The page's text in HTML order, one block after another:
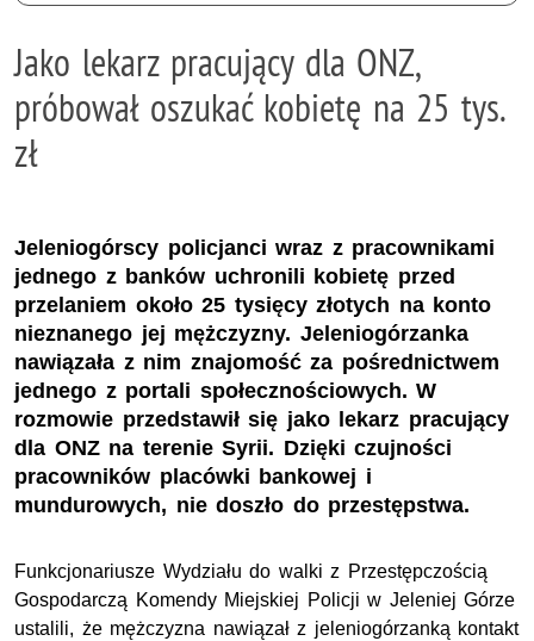
Jako lekarz pracujący dla ONZ,
próbował oszukać kobietę na 25 tys.
zł
Jeleniogórscy policjanci wraz z pracownikami
jednego z banków uchronili kobietę przed
przelaniem około 25 tysięcy złotych na konto
nieznanego jej mężczyzny. Jeleniogórzanka
nawiązała z nim znajomość za pośrednictwem
jednego z portali społecznościowych. W
rozmowie przedstawił się jako lekarz pracujący
dla ONZ na terenie Syrii. Dzięki czujności
pracowników placówki bankowej i
mundurowych, nie doszło do przestępstwa.
Funkcjonariusze Wydziału do walki z Przestępczością
Gospodarczą Komendy Miejskiej Policji w Jeleniej Górze
ustalili, że mężczyzna nawiązał z jeleniogórzanką kontakt